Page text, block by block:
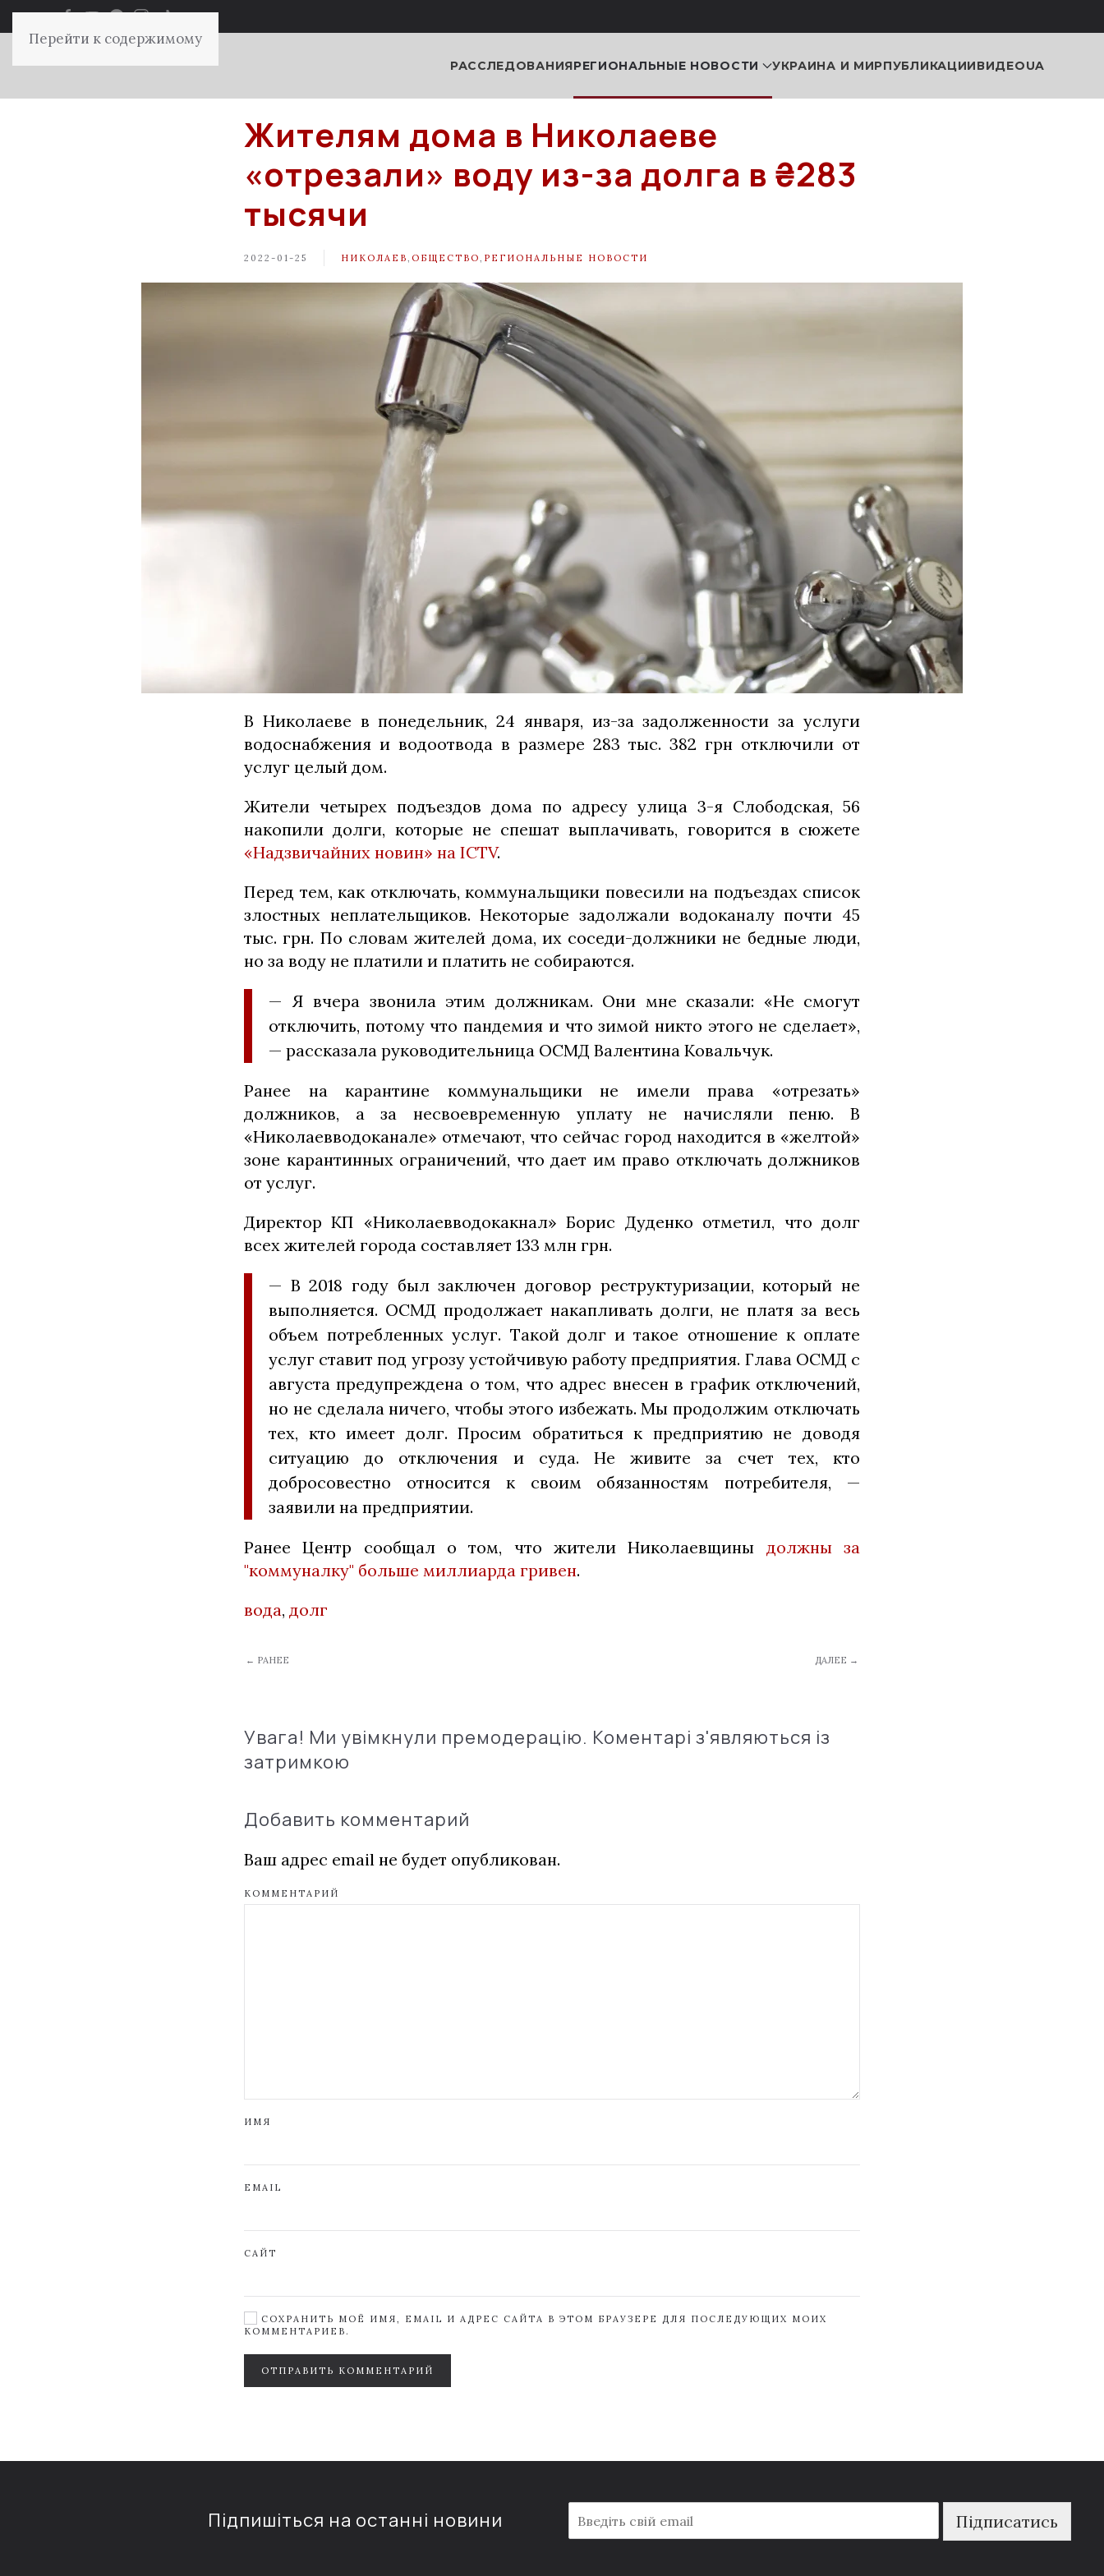
Перейти к содержимому
РАССЛЕДОВАНИЯРЕГИОНАЛЬНЫЕ НОВОСТИ УКРАИНА И МИРПУБЛИКАЦИИВИДЕОUA
Жителям дома в Николаеве
«отрезали» воду из-за долга в ₴283
тысячи
2022-01-25 НИКОЛАЕВ ОБЩЕСТВО РЕГИОНАЛЬНЫЕ НОВОСТИ
В Николаеве в понедельник, 24 января, из-за задолженности за услуги
водоснабжения и водоотвода в размере 283 тыс. 382 грн отключили от
услуг целый дом.
Жители четырех подъездов дома по адресу улица 3-я Слободская, 56
накопили долги, которые не спешат выплачивать, говорится в сюжете
«Надзвичайних новин» на ICTV.
Перед тем, как отключать, коммунальщики повесили на подъездах список
злостных неплательщиков. Некоторые задолжали водоканалу почти 45
тыс. грн. По словам жителей дома, их соседи-должники не бедные люди,
но за воду не платили и платить не собираются.
— Я вчера звонила этим должникам. Они мне сказали: «Не смогут
отключить, потому что пандемия и что зимой никто этого не сделает»,
— рассказала руководительница ОСМД Валентина Ковальчук.
Ранее на карантине коммунальщики не имели права «отрезать»
должников, а за несвоевременную уплату не начисляли пеню. В
«Николаевводоканале» отмечают, что сейчас город находится в «желтой»
зоне карантинных ограничений, что дает им право отключать должников
от услуг.
Директор КП «Николаевводокакнал» Борис Дуденко отметил, что долг
всех жителей города составляет 133 млн грн.
— В 2018 году был заключен договор реструктуризации, который не
выполняется. ОСМД продолжает накапливать долги, не платя за весь
объем потребленных услуг. Такой долг и такое отношение к оплате
услуг ставит под угрозу устойчивую работу предприятия. Глава ОСМД с
августа предупреждена о том, что адрес внесен в график отключений,
но не сделала ничего, чтобы этого избежать. Мы продолжим отключать
тех, кто имеет долг. Просим обратиться к предприятию не доводя
ситуацию до отключения и суда. Не живите за счет тех, кто
добросовестно относится к своим обязанностям потребителя, —
заявили на предприятии.
Ранее Центр сообщал о том, что жители Николаевщины должны за
"коммуналку" больше миллиарда гривен.
вода, долг
← РАНЕЕ ДАЛЕЕ →
Увага! Ми увімкнули премодерацію. Коментарі з'являються із
затримкою
Добавить комментарий
Ваш адрес email не будет опубликован.
КОММЕНТАРИЙ
ИМЯ
EMAIL
САЙТ
СОХРАНИТЬ МОЁ ИМЯ, EMAIL И АДРЕС САЙТА В ЭТОМ БРАУЗЕРЕ ДЛЯ ПОСЛЕДУЮЩИХ МОИХ
КОММЕНТАРИЕВ.
ОТПРАВИТЬ КОММЕНТАРИЙ
Підпишіться на останні новини
m
a
Підписатись